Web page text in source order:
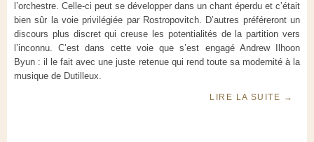
l’orchestre. Celle-ci peut se développer dans un chant éperdu et c’était
bien sûr la voie privilégiée par Rostropovitch. D’autres préféreront un
discours plus discret qui creuse les potentialités de la partition vers
l’inconnu. C’est dans cette voie que s’est engagé Andrew Ilhoon
Byun : il le fait avec une juste retenue qui rend toute sa modernité à la
musique de Dutilleux.
LIRE LA SUITE →